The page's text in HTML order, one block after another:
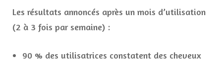
Les résultats annoncés après un mois d’utilisation
(2 à 3 fois par semaine) :
90 % des utilisatrices constatent des cheveux